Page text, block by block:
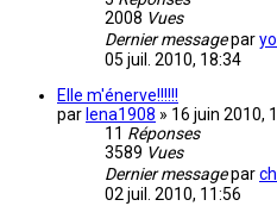
2008 Vues
Dernier messagepar
05 juil. 2010, 18:34
Elle m'énerve!!!!!!
par lena1908 » 16 juin 2010,
11 Réponses
3589 Vues
Dernier messagepar
02 juil. 2010, 11:56